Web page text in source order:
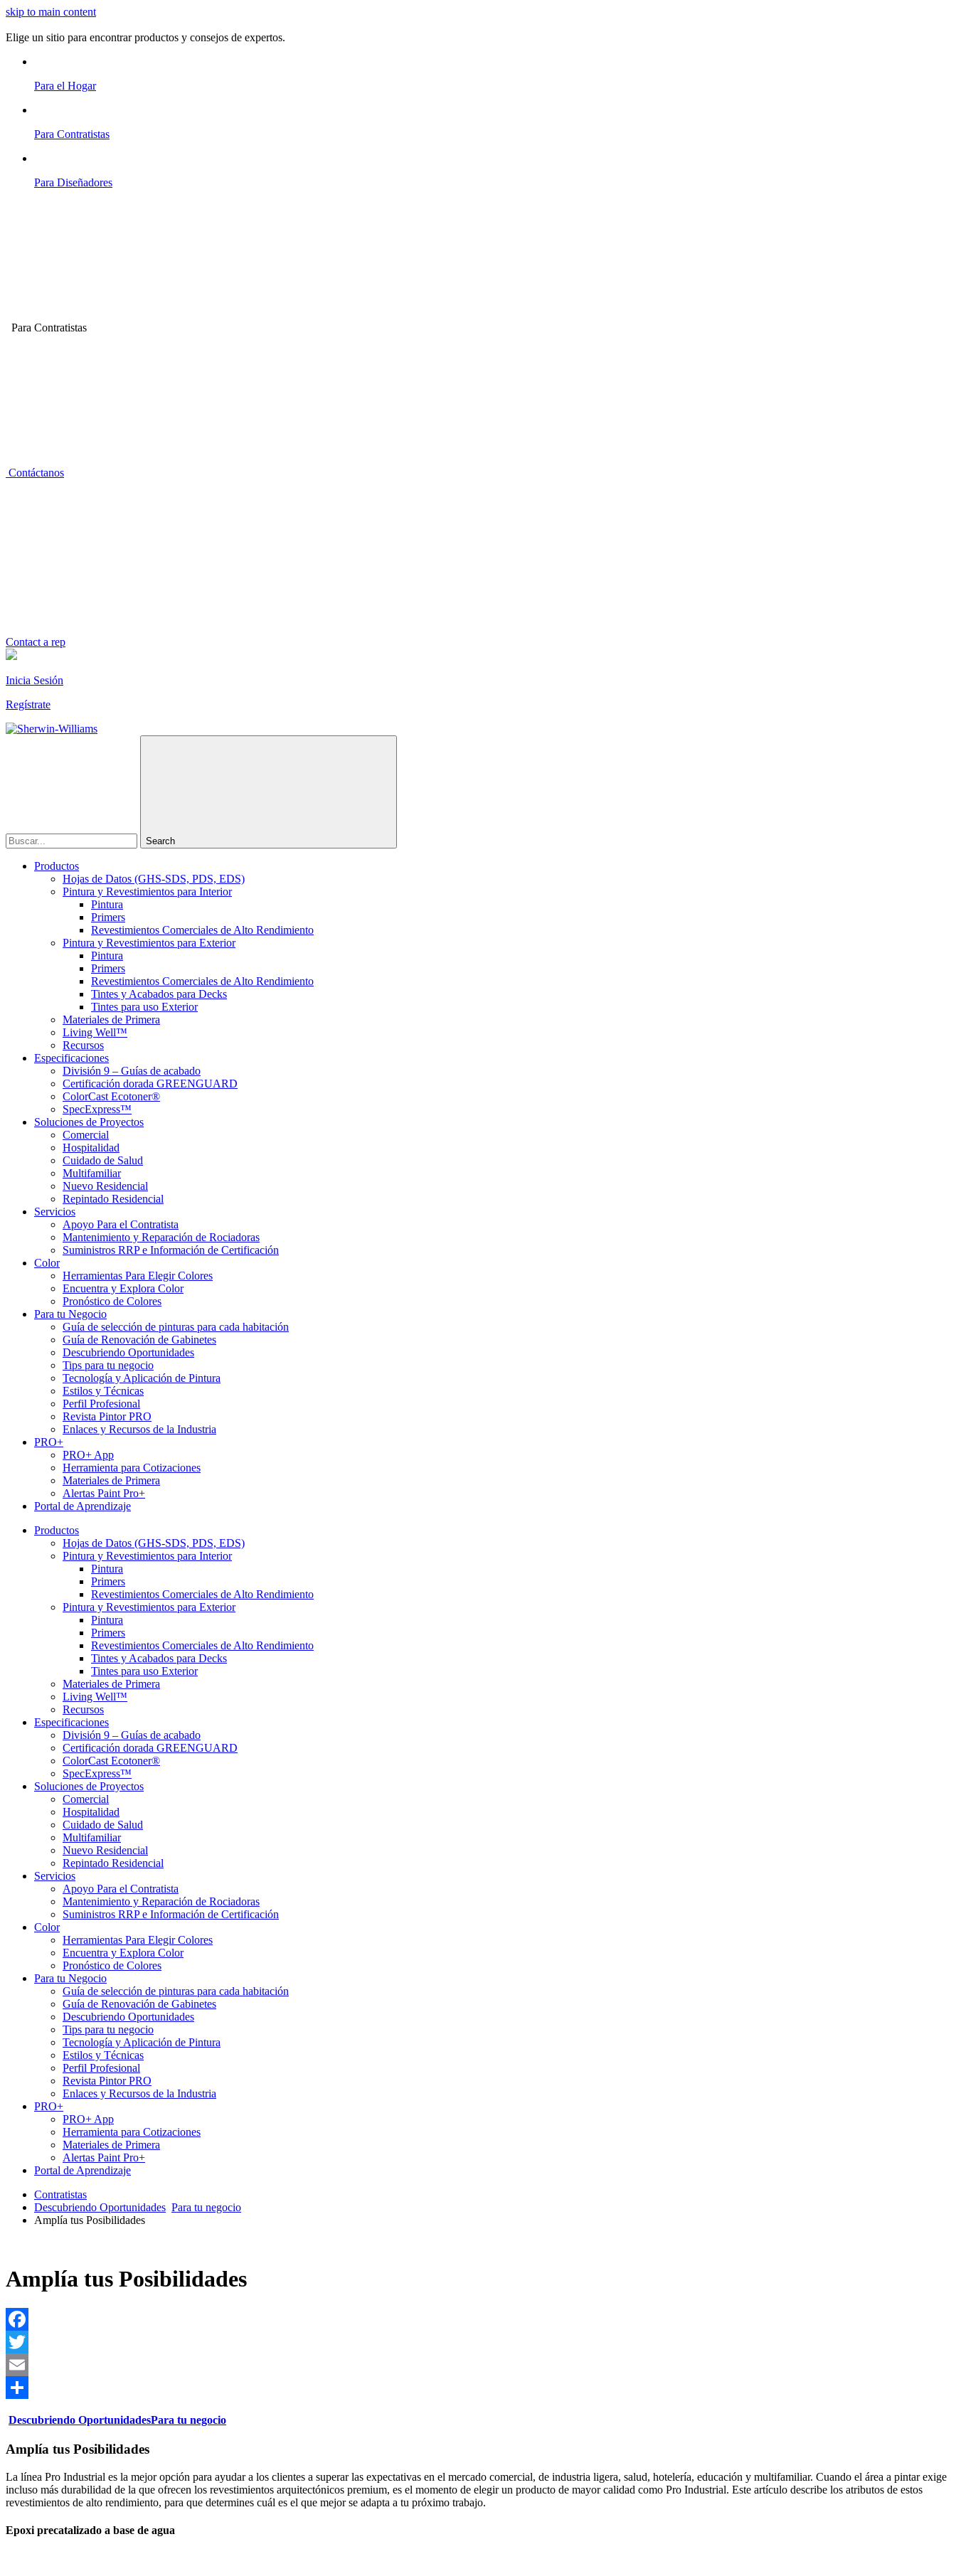
skip to main content
Elige un sitio para encontrar productos y consejos de expertos.
Para el Hogar
Para Contratistas
Para Diseñadores
Para Contratistas
Contáctanos
Contact a rep
Inicia Sesión
Regístrate
Search
Productos
Hojas de Datos (GHS-SDS, PDS, EDS)
Pintura y Revestimientos para Interior
Pintura
Primers
Revestimientos Comerciales de Alto Rendimiento
Pintura y Revestimientos para Exterior
Pintura
Primers
Revestimientos Comerciales de Alto Rendimiento
Tintes y Acabados para Decks
Tintes para uso Exterior
Materiales de Primera
Living Well™
Recursos
Especificaciones
División 9 – Guías de acabado
Certificación dorada GREENGUARD
ColorCast Ecotoner®
SpecExpress™
Soluciones de Proyectos
Comercial
Hospitalidad
Cuidado de Salud
Multifamiliar
Nuevo Residencial
Repintado Residencial
Servicios
Apoyo Para el Contratista
Mantenimiento y Reparación de Rociadoras
Suministros RRP e Información de Certificación
Color
Herramientas Para Elegir Colores
Encuentra y Explora Color
Pronóstico de Colores
Para tu Negocio
Guía de selección de pinturas para cada habitación
Guía de Renovación de Gabinetes
Descubriendo Oportunidades
Tips para tu negocio
Tecnología y Aplicación de Pintura
Estilos y Técnicas
Perfil Profesional
Revista Pintor PRO
Enlaces y Recursos de la Industria
PRO+
PRO+ App
Herramienta para Cotizaciones
Materiales de Primera
Alertas Paint Pro+
Portal de Aprendizaje
Productos
Hojas de Datos (GHS-SDS, PDS, EDS)
Pintura y Revestimientos para Interior
Pintura
Primers
Revestimientos Comerciales de Alto Rendimiento
Pintura y Revestimientos para Exterior
Pintura
Primers
Revestimientos Comerciales de Alto Rendimiento
Tintes y Acabados para Decks
Tintes para uso Exterior
Materiales de Primera
Living Well™
Recursos
Especificaciones
División 9 – Guías de acabado
Certificación dorada GREENGUARD
ColorCast Ecotoner®
SpecExpress™
Soluciones de Proyectos
Comercial
Hospitalidad
Cuidado de Salud
Multifamiliar
Nuevo Residencial
Repintado Residencial
Servicios
Apoyo Para el Contratista
Mantenimiento y Reparación de Rociadoras
Suministros RRP e Información de Certificación
Color
Herramientas Para Elegir Colores
Encuentra y Explora Color
Pronóstico de Colores
Para tu Negocio
Guía de selección de pinturas para cada habitación
Guía de Renovación de Gabinetes
Descubriendo Oportunidades
Tips para tu negocio
Tecnología y Aplicación de Pintura
Estilos y Técnicas
Perfil Profesional
Revista Pintor PRO
Enlaces y Recursos de la Industria
PRO+
PRO+ App
Herramienta para Cotizaciones
Materiales de Primera
Alertas Paint Pro+
Portal de Aprendizaje
Contratistas
Descubriendo Oportunidades Para tu negocio
Amplía tus Posibilidades
Amplía tus Posibilidades
Facebook
Twitter
Email
Descubriendo OportunidadesPara tu negocio
Amplía tus Posibilidades
La línea Pro Industrial es la mejor opción para ayudar a los clientes a superar las expectativas en el mercado comercial, de industria ligera, salud, hotelería, educación y multifamiliar. Cuando el área a pintar exige
incluso más durabilidad de la que ofrecen los revestimientos arquitectónicos premium, es el momento de elegir un producto de mayor calidad como Pro Industrial. Este artículo describe los atributos de estos
revestimientos de alto rendimiento, para que determines cuál es el que mejor se adapta a tu próximo trabajo.
Epoxi precatalizado a base de agua